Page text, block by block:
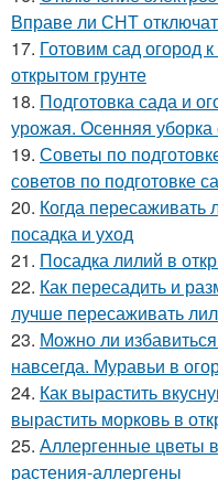
Вправе ли СНТ
17. Готовим сад огород
открытом грунте
18. Подготовка сада и
урожая. Осенняя
19. Советы по
советов по подготовке
20. Когда пересаживать
посадка и уход
21. Посадка лилий в
22. Как пересадить и
лучше пересаживать
23. Можно ли
навсегда. Муравьи в
24. Как вырастить
вырастить морковь в
25. Аллергенные цветы
растения-аллергены